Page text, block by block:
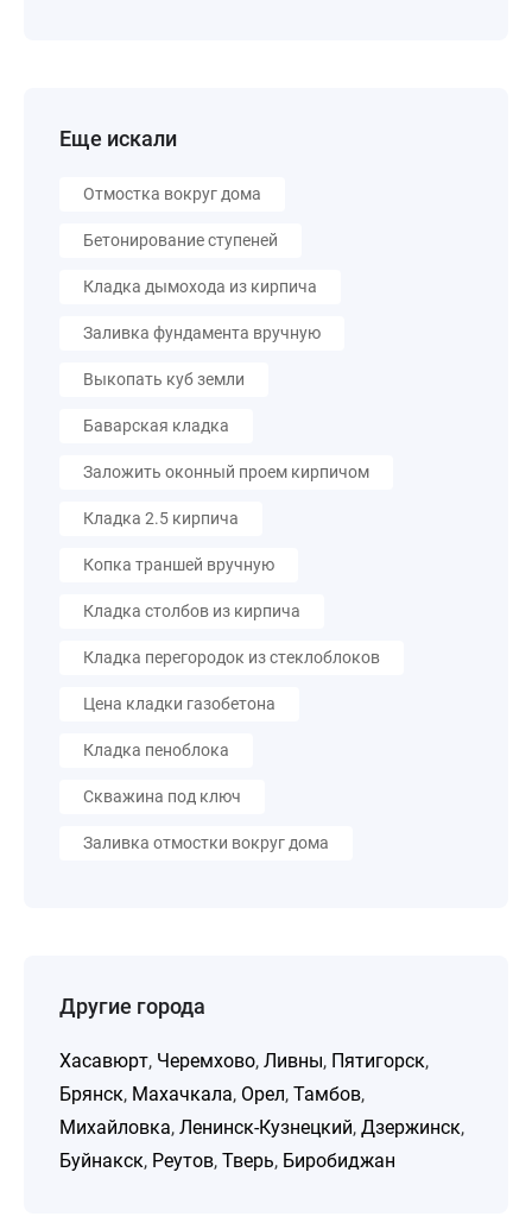
Еще искали
Отмостка вокруг дома
Бетонирование ступеней
Кладка дымохода из кирпича
Заливка фундамента вручную
Выкопать куб земли
Баварская кладка
Заложить оконный проем кирпичом
Кладка 2.5 кирпича
Копка траншей вручную
Кладка столбов из кирпича
Кладка перегородок из стеклоблоков
Цена кладки газобетона
Кладка пеноблока
Скважина под ключ
Заливка отмостки вокруг дома
Другие города
Хасавюрт, Черемхово, Ливны, Пятигорск,
Брянск, Махачкала, Орел, Тамбов,
Михайловка, Ленинск-Кузнецкий, Дзержинск,
Буйнакск, Реутов, Тверь, Биробиджан